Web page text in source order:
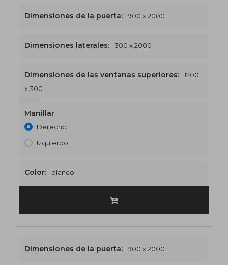
Dimensiones de la puerta: 900 x 2000
Dimensiones laterales: 300 x 2000
Dimensiones de las ventanas superiores:
1200
x 300
Manillar
Derecho
Izquierdo
Color: blanco
Dimensiones de la puerta: 900 x 2000